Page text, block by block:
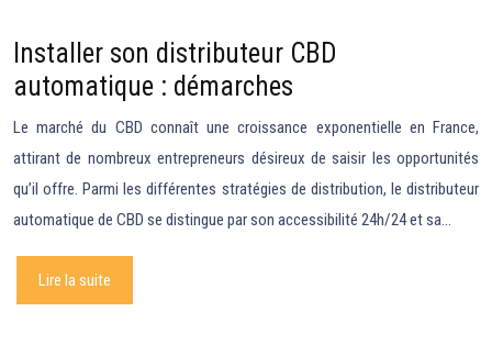
Installer son distributeur CBD
automatique : démarches
Le marché du CBD connaît une croissance exponentielle en France,
attirant de nombreux entrepreneurs désireux de saisir les opportunités
qu’il offre. Parmi les différentes stratégies de distribution, le distributeur
automatique de CBD se distingue par son accessibilité 24h/24 et sa…
Lire la suite